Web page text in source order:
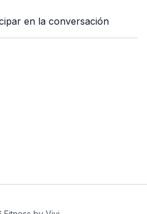
en la conversación